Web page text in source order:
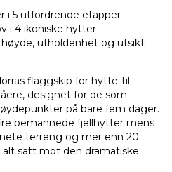
i 5 utfordrende etapper
i 4 ikoniske hytter
utholdenhet og utsikt
flaggskip for hytte-til-
designet for de som
på bare fem dager.
bemannede fjellhytter mens
terreng og mer enn 20
alt satt mot den dramatiske